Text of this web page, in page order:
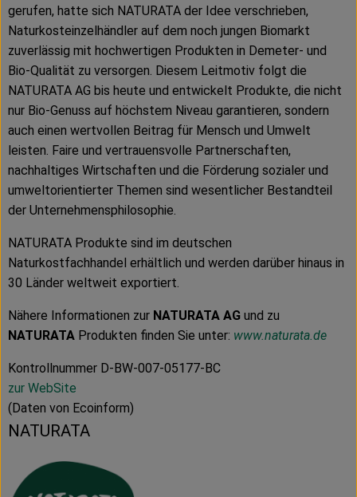
gerufen, hatte sich NATURATA der Idee verschrieben,
Naturkosteinzelhändler auf dem noch jungen Biomarkt
zuverlässig mit hochwertigen Produkten in Demeter- und
Bio-Qualität zu versorgen. Diesem Leitmotiv folgt die
NATURATA AG bis heute und entwickelt Produkte, die nicht
nur Bio-Genuss auf höchstem Niveau garantieren, sondern
auch einen wertvollen Beitrag für Mensch und Umwelt
leisten. Faire und vertrauensvolle Partnerschaften,
nachhaltiges Wirtschaften und die Förderung sozialer und
umweltorientierter Themen sind wesentlicher Bestandteil
der Unternehmensphilosophie.
NATURATA Produkte sind im deutschen
Naturkostfachhandel erhältlich und werden darüber hinaus in
30 Länder weltweit exportiert.
Nähere Informationen zur NATURATA AG und zu
NATURATA Produkten finden Sie unter: www.naturata.de
Kontrollnummer D-BW-007-05177-BC
zur WebSite
(Daten von Ecoinform)
NATURATA